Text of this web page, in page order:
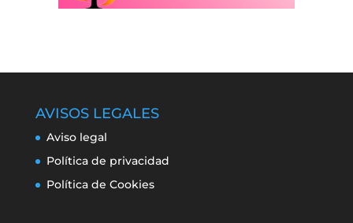
AVISOS LEGALES
Aviso legal
Política de privacidad
Política de Cookies